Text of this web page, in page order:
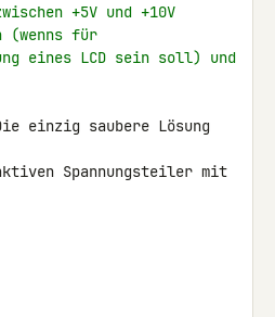
+5V und +10V
(wenns für
eines LCD sein soll) und
einzig saubere Lösung
Spannungsteiler mit